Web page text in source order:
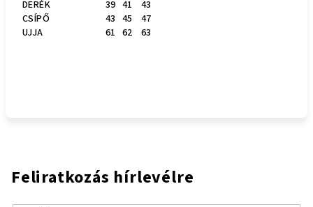
DERÉK 39 41
43
CSÍPŐ
43 45
47
UJJA
61 62 63
Feliratkozás hírlevélre